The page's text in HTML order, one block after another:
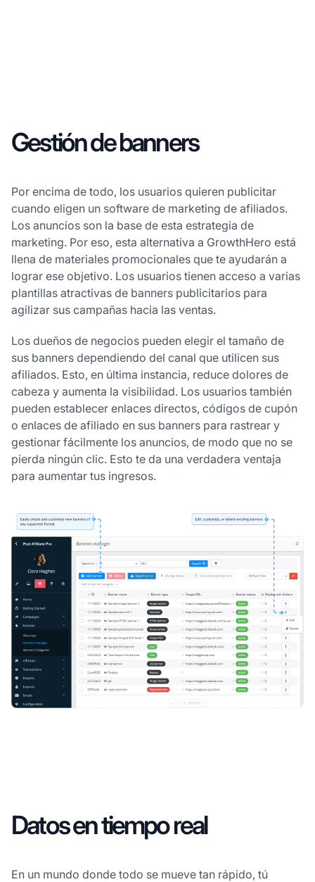
Gestión de banners
Por encima de todo, los usuarios quieren publicitar
cuando eligen un software de marketing de afiliados.
Los anuncios son la base de esta estrategia de
marketing. Por eso, esta alternativa a GrowthHero está
llena de materiales promocionales que te ayudarán a
lograr ese objetivo. Los usuarios tienen acceso a varias
plantillas atractivas de banners publicitarios para
agilizar sus campañas hacia las ventas.
Los dueños de negocios pueden elegir el tamaño de
sus banners dependiendo del canal que utilicen sus
afiliados. Esto, en última instancia, reduce dolores de
cabeza y aumenta la visibilidad. Los usuarios también
pueden establecer enlaces directos, códigos de cupón
o enlaces de afiliado en sus banners para rastrear y
gestionar fácilmente los anuncios, de modo que no se
pierda ningún clic. Esto te da una verdadera ventaja
para aumentar tus ingresos.
Datos en tiempo real
En un mundo donde todo se mueve tan rápido, tú